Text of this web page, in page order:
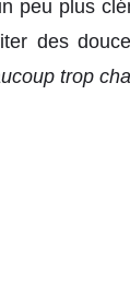
peu plus
des
trop